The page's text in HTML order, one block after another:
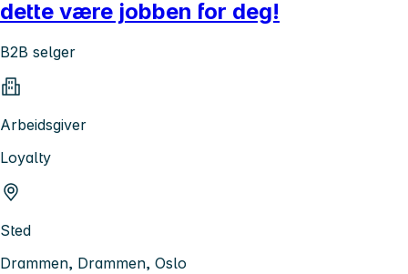
dette være jobben for deg!
B2B selger
Arbeidsgiver
Loyalty
Sted
Drammen, Drammen, Oslo